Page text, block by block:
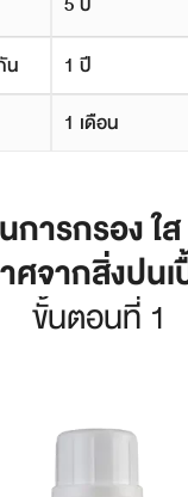
น
1 ปี
1 เดือน
ารกรอง ใ
ศจากสิ่งปน
ขั้นตอนที่ 1